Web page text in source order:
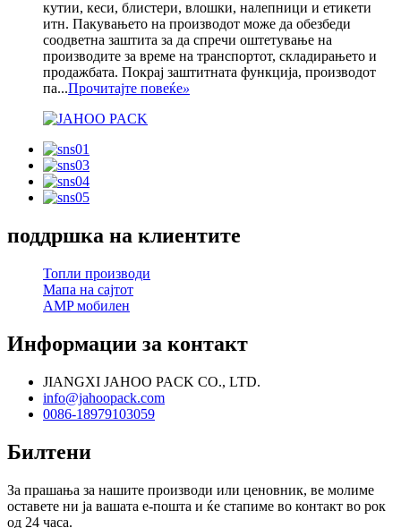
кутии, кеси, блистери, влошки, налепници и етикети
итн. Пакувањето на производот може да обезбеди
соодветна заштита за да спречи оштетување на
производите за време на транспортот, складирањето и
продажбата. Покрај заштитната функција, производот
па...Прочитајте повеќе»
поддршка на клиентите
Топли производи
Мапа на сајтот
AMP мобилен
Информации за контакт
JIANGXI JAHOO PACK CO., LTD.
info@jahoopack.com
0086-18979103059
Билтени
За прашања за нашите производи или ценовник, ве молиме
оставете ни ја вашата е-пошта и ќе стапиме во контакт во рок
од 24 часа.